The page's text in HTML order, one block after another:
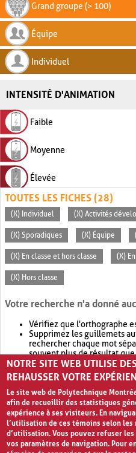
Grand groupe (> 100)
Équipe
Individuel
INTENSITÉ D'ANIMATION
Faible
Moyenne
Élevée
TOUTES LES FICHES (28)
(X) Individuel (X) Activités
(X) Sporadiques (X) Équipe
(X) En classe et hors classe (X)
(X) Hors classe
Votre recherche n'a donné
Vérifiez que l'orthographe
Supprimez les guillemets
rechercher chaque mot
souvent plus de résultat que
Envisagez d'élargir votre
retournera souvent plus de
NOTRE SITE WEB UTILISE
REHAUSSER VOTRE
Le site web de Polytechnique
afin de recueillir des statistiques
expérience à ses visiteurs. En
l’utilisation de ces témoins selon
d’utilisation. Vous pouvez refuser
vos paramètres de navigation. Pour